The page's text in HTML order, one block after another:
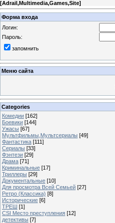
[Adrail,Multimedia,Games,Site]
Форма входа
Логин:
Пароль:
запомнить
Меню сайта
Categories
Комедии [162]
Боевики [144]
Ужасы [67]
Мультфильмы,Мультсериалы [49]
Фантастика [111]
Сериалы [33]
Фэнтези [29]
Драма [71]
Криминальные [17]
Триллеры [29]
Документальные [10]
Для просмотра Всей Семьей [27]
Ретро (Классика) [8]
Исторические [6]
ТРЕШ [1]
CSI Место преступления [12]
детективы [7]